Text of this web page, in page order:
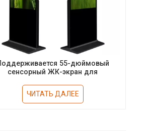
55-дюймовый
сенсорный ЖК-экран для
ЧИТАТЬ ДАЛЕЕ